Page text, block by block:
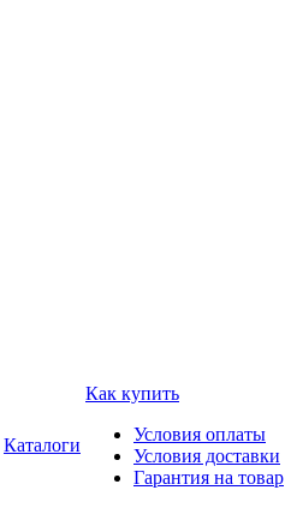
Каталоги
Как купить
Условия оплаты
Условия доставки
Гарантия на товар